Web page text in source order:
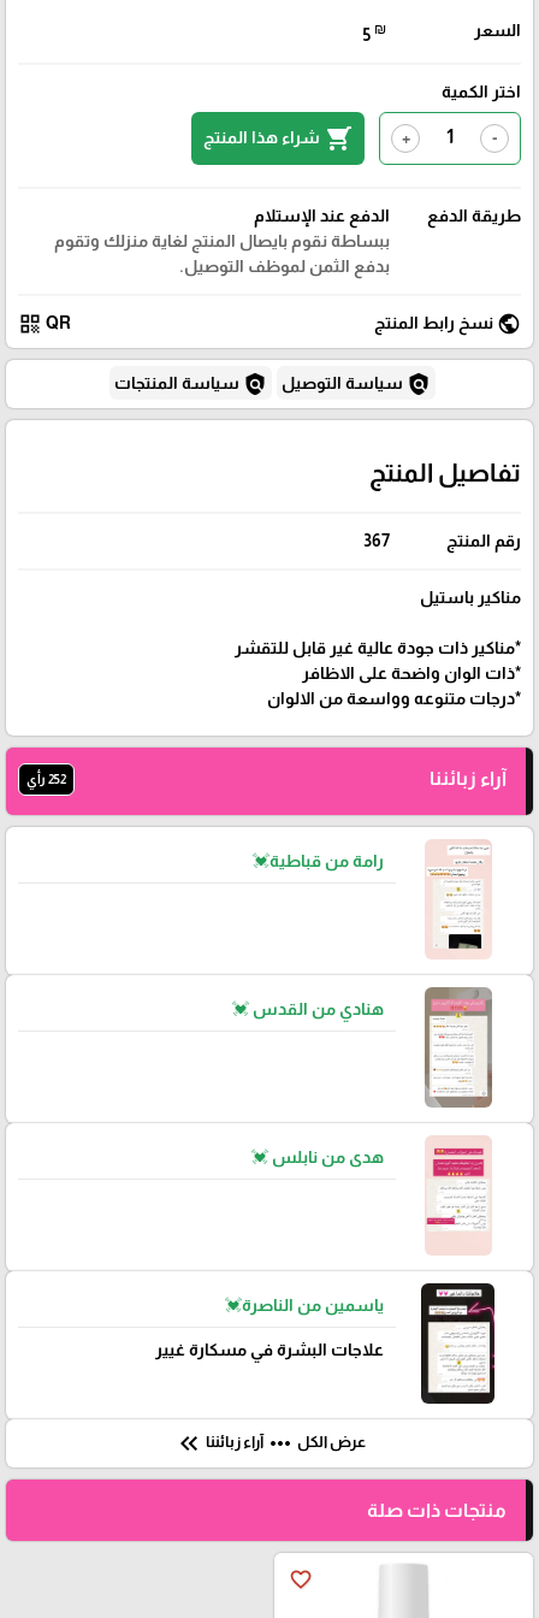
السعر 5 ₪
اختر الكمية
-
+
shopping_cart شراء هذا المنتج
طريقة الدفع
الدفع عند الإستلام
ببساطة نقوم بايصال المنتج لغاية منزلك وتقوم
بدفع الثمن لموظف التوصيل.
public نسخ رابط المنتج QR
qr_code
policy سياسة التوصيل policy سياسة المنتجات
تفاصيل المنتج
رقم المنتج 367
مناكير باستيل
*مناكير ذات جودة عالية غير قابل للتقشر
*ذات الوان واضحة على الاظافر
*درجات متنوعه وواسعة من الالوان
آراء زبائننا 252 رأي
رامة من قباطية💓
هنادي من القدس 💓
هدى من نابلس 💓
ياسمين من الناصرة💓
علاجات البشرة في مسكارة غيير
عرض الكل more_horiz آراء زبائننا keyboard_double_arrow_left
منتجات ذات صلة
favorite_border